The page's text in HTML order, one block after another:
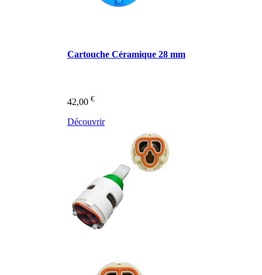
Cartouche Céramique 28 mm
42,00 €
Découvrir